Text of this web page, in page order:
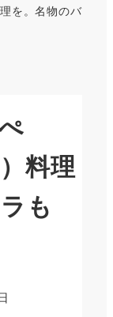
を。名物のバ
料理
も